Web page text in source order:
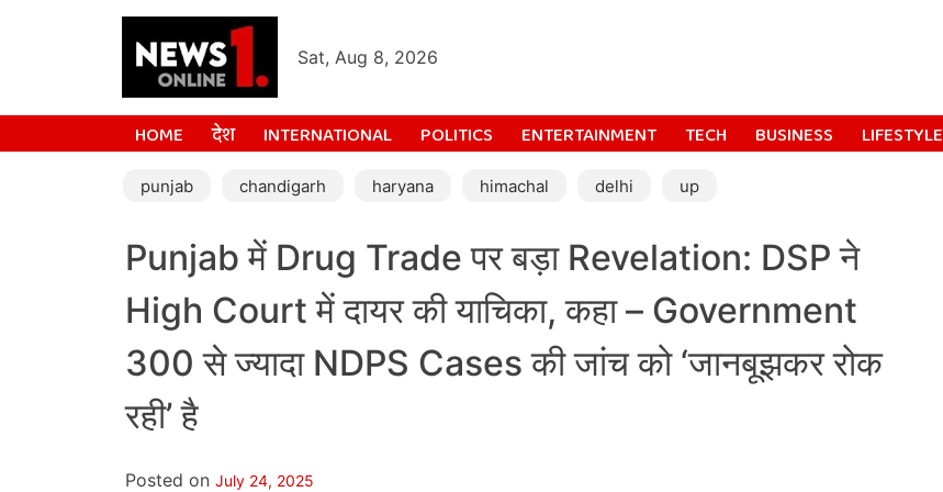
Sat, Aug 8, 2026
HOME देश INTERNATIONAL POLITICS ENTERTAINMENT TECH BUSINESS LIFESTYLE
punjab chandigarh haryana himachal delhi up
Punjab में Drug Trade पर बड़ा Revelation: DSP ने
High Court में दायर की याचिका, कहा – Government
300 से ज्यादा NDPS Cases की जांच को ‘जानबूझकर रोक
रही’ है
Posted on July 24, 2025